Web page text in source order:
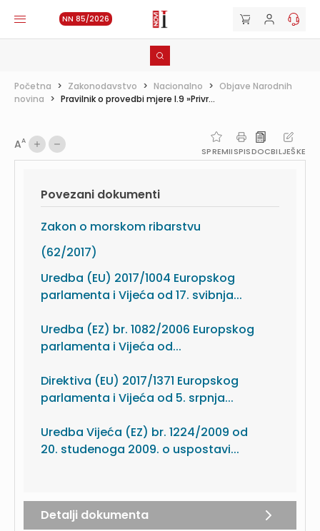
NN 85/2026
Početna > Zakonodavstvo > Nacionalno > Objave Narodnih
novina > Pravilnik o provedbi mjere I.9 »Privr...
AA
SPREMIISPISDOCBILJEŠKE
Povezani dokumenti
Zakon o morskom ribarstvu
(62/2017)
Uredba (EU) 2017/1004 Europskog
parlamenta i Vijeća od 17. svibnja...
Uredba (EZ) br. 1082/2006 Europskog
parlamenta i Vijeća od...
Direktiva (EU) 2017/1371 Europskog
parlamenta i Vijeća od 5. srpnja...
Uredba Vijeća (EZ) br. 1224/2009 od
20. studenoga 2009. o uspostavi...
Detalji dokumenta